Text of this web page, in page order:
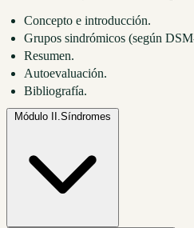
Concepto e introducción.
Grupos sindrómicos (según
Resumen.
Autoevaluación.
Bibliografía.
Módulo II.